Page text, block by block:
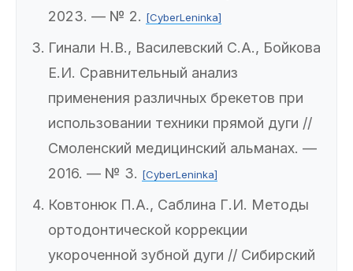
2023. — № 2. [CyberLeninka]
Гинали Н.В., Василевский С.А., Бойкова
Е.И. Сравнительный анализ
применения различных брекетов при
использовании техники прямой дуги //
Смоленский медицинский альманах. —
2016. — № 3. [CyberLeninka]
Ковтонюк П.А., Саблина Г.И. Методы
ортодонтической коррекции
укороченной зубной дуги // Сибирский